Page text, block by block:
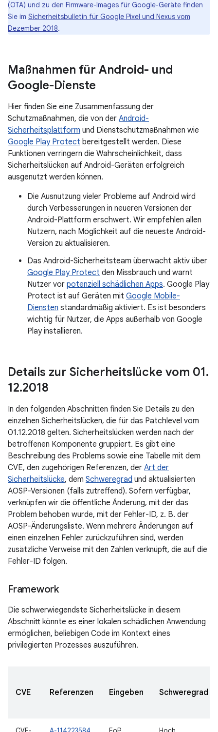
(OTA) und zu den Firmware-Images für Google-Geräte finden
Sie im Sicherheitsbulletin für Google Pixel und Nexus vom
Dezember 2018.
Maßnahmen für Android- und
Google-Dienste
Hier finden Sie eine Zusammenfassung der
Schutzmaßnahmen, die von der Android-
Sicherheitsplattform und Dienstschutzmaßnahmen wie
Google Play Protect bereitgestellt werden. Diese
Funktionen verringern die Wahrscheinlichkeit, dass
Sicherheitslücken auf Android-Geräten erfolgreich
ausgenutzt werden können.
Die Ausnutzung vieler Probleme auf Android wird
durch Verbesserungen in neueren Versionen der
Android-Plattform erschwert. Wir empfehlen allen
Nutzern, nach Möglichkeit auf die neueste Android-
Version zu aktualisieren.
Das Android-Sicherheitsteam überwacht aktiv über
Google Play Protect den Missbrauch und warnt
Nutzer vor potenziell schädlichen Apps. Google Play
Protect ist auf Geräten mit Google Mobile-
Diensten standardmäßig aktiviert. Es ist besonders
wichtig für Nutzer, die Apps außerhalb von Google
Play installieren.
Details zur Sicherheitslücke vom 01.
12.2018
In den folgenden Abschnitten finden Sie Details zu den
einzelnen Sicherheitslücken, die für das Patchlevel vom
01.12.2018 gelten. Sicherheitslücken werden nach der
betroffenen Komponente gruppiert. Es gibt eine
Beschreibung des Problems sowie eine Tabelle mit dem
CVE, den zugehörigen Referenzen, der Art der
Sicherheitslücke, dem Schweregrad und aktualisierten
AOSP-Versionen (falls zutreffend). Sofern verfügbar,
verknüpfen wir die öffentliche Änderung, mit der das
Problem behoben wurde, mit der Fehler-ID, z. B. der
AOSP-Änderungsliste. Wenn mehrere Änderungen auf
einen einzelnen Fehler zurückzuführen sind, werden
zusätzliche Verweise mit den Zahlen verknüpft, die auf die
Fehler-ID folgen.
Framework
Die schwerwiegendste Sicherheitslücke in diesem
Abschnitt könnte es einer lokalen schädlichen Anwendung
ermöglichen, beliebigen Code im Kontext eines
privilegierten Prozesses auszuführen.
CVE Referenzen Eingeben Schweregrad